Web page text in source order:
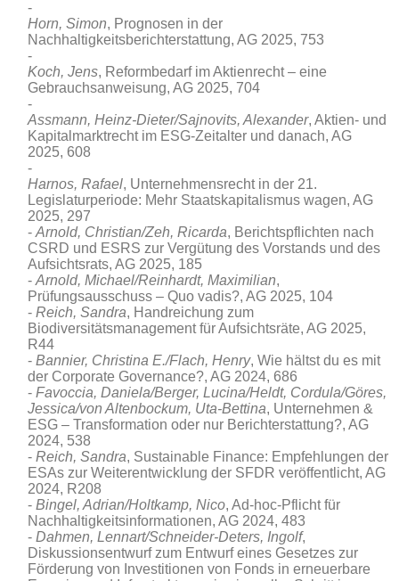
Horn, Simon, Prognosen in der
Nachhaltigkeitsberichterstattung, AG 2025, 753
Koch, Jens, Reformbedarf im Aktienrecht – eine
Gebrauchsanweisung, AG 2025, 704
Assmann, Heinz-Dieter/Sajnovits, Alexander, Aktien- und
Kapitalmarktrecht im ESG‑Zeitalter und danach, AG
2025, 608
Harnos, Rafael, Unternehmensrecht in der 21.
Legislaturperiode: Mehr Staatskapitalismus wagen, AG
2025, 297
Arnold, Christian/Zeh, Ricarda, Berichtspflichten nach
CSRD und ESRS zur Vergütung des Vorstands und des
Aufsichtsrats, AG 2025, 185
Arnold, Michael/Reinhardt,Maximilian,
Prüfungsausschuss – Quo vadis?, AG 2025, 104
Reich, Sandra, Handreichung zum
Biodiversitätsmanagement für Aufsichtsräte, AG 2025,
R44
Bannier, Christina E./Flach, Henry, Wie hältst du es mit
der Corporate Governance?, AG 2024, 686
Favoccia, Daniela/Berger, Lucina/Heldt, Cordula/Göres,
Jessica/von Altenbockum, Uta-Bettina, Unternehmen &
ESG – Transformation oder nur Berichterstattung?, AG
2024, 538
Reich, Sandra, Sustainable Finance: Empfehlungen der
ESAs zur Weiterentwicklung der SFDR veröffentlicht, AG
2024, R208
Bingel, Adrian/Holtkamp, Nico, Ad-hoc-Pflicht für
Nachhaltigkeitsinformationen, AG 2024, 483
Dahmen, Lennart/Schneider-Deters, Ingolf,
Diskussionsentwurf zum Entwurf eines Gesetzes zur
Förderung von Investitionen von Fonds in erneuerbare